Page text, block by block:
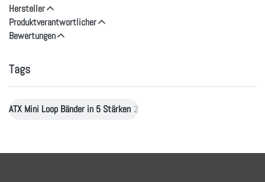
Hersteller
Produktverantwortlicher
Bewertungen
Tags
ATX Mini Loop Bänder in 5 Stärken 2